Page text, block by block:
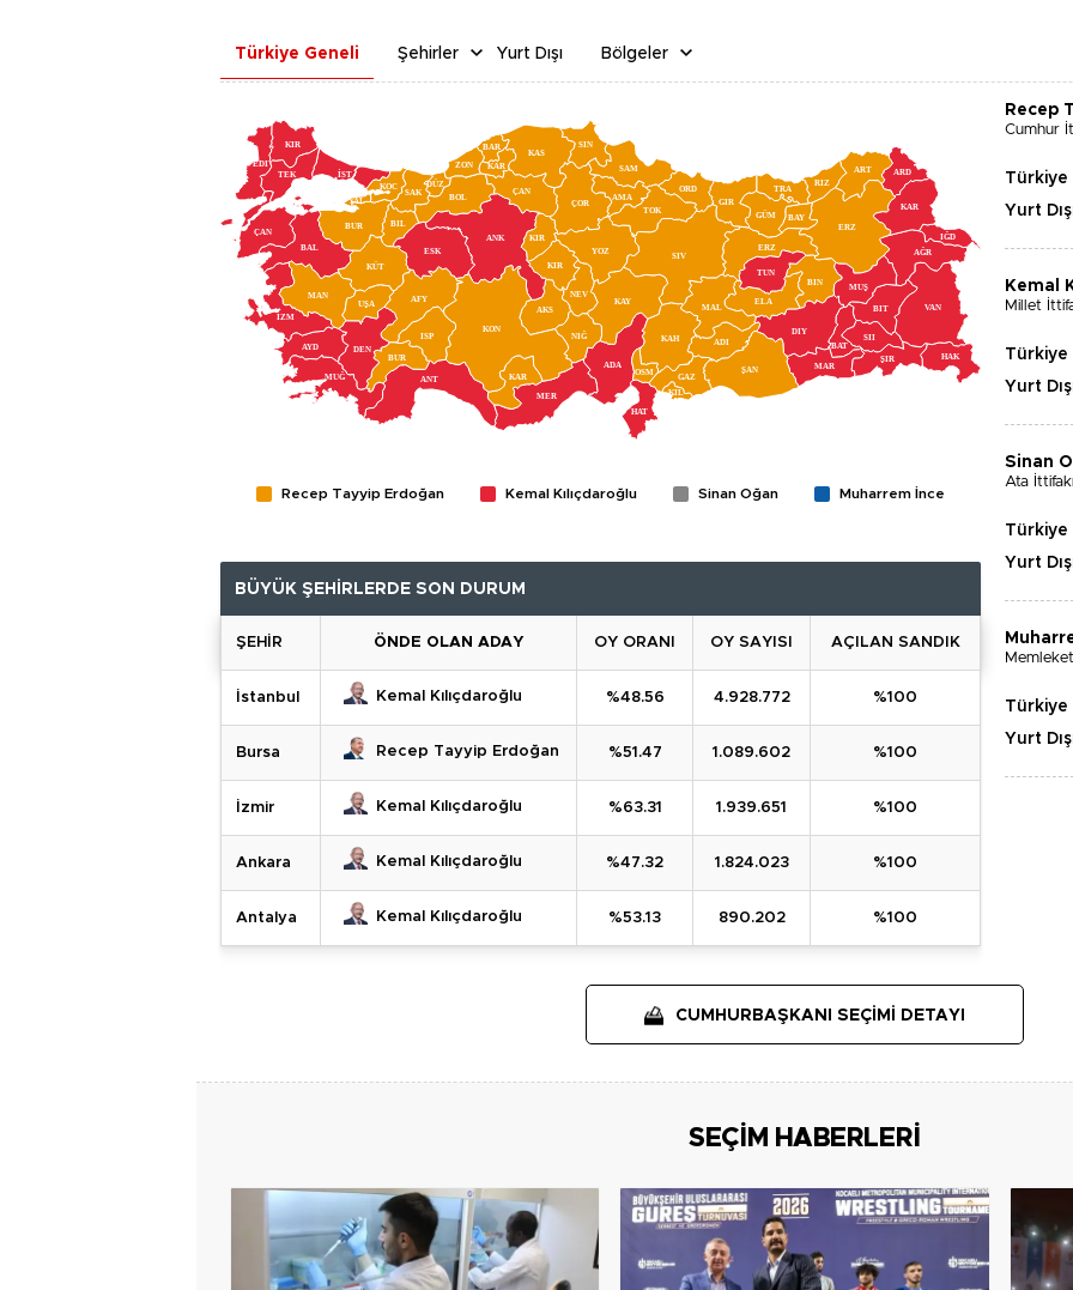
Türkiye Geneli Şehirler Yurt Dışı Bölgeler
ADA
ADI
AFY
AĞR
AMA
ANK
ANT
ART
AYD
BAL
BIL
BIN
BIT
BOL
BUR
BUR
ÇAN
ÇAN
ÇOR
DEN
DIY
EDI
ELA
ERZ
ERZ
ESK
GAZ
GIR
GÜM
HAK
HAT
ISP
MER
İST
İZM
KAR
KAS
KAY
KIR
KIR
KOC
KON
KÜT
MAL
MAN
KAH
MAR
MUĞ
MUŞ
NEV
NIĞ
ORD
RIZ
SAK
SAM
SII
SIN
SIV
TEK
TOK
TRA
TUN
ŞAN
UŞA VAN
YOZ
ZON
AKS
BAY
KAR
KIR
BAT
ŞIR
BAR
ARD
IĞD
YAL
KAR
KIL
OSM
DÜZ
Recep Tayyip Erdoğan Kemal Kılıçdaroğlu Sinan Oğan Muharrem İnce
Recep
Cumhur
Türkiye
Yurt
Kemal
Millet
Türkiye
Yurt
Sinan
Ata İttifakı
Türkiye
Yurt
Türkiye
Yurt
BÜYÜK ŞEHİRLERDE SON DURUM
ŞEHİR ÖNDE OLAN ADAY OY ORANI OY SAYISI AÇILAN SANDIK
İstanbul Kemal Kılıçdaroğlu %48.56 4.928.772 %100
Bursa Recep Tayyip Erdoğan %51.47 1.089.602 %100
İzmir Kemal Kılıçdaroğlu %63.31 1.939.651 %100
Ankara Kemal Kılıçdaroğlu %47.32 1.824.023 %100
Antalya Kemal Kılıçdaroğlu %53.13 890.202 %100
CUMHURBAŞKANI SEÇİMİ DETAYI
SEÇİM HABERLERİ